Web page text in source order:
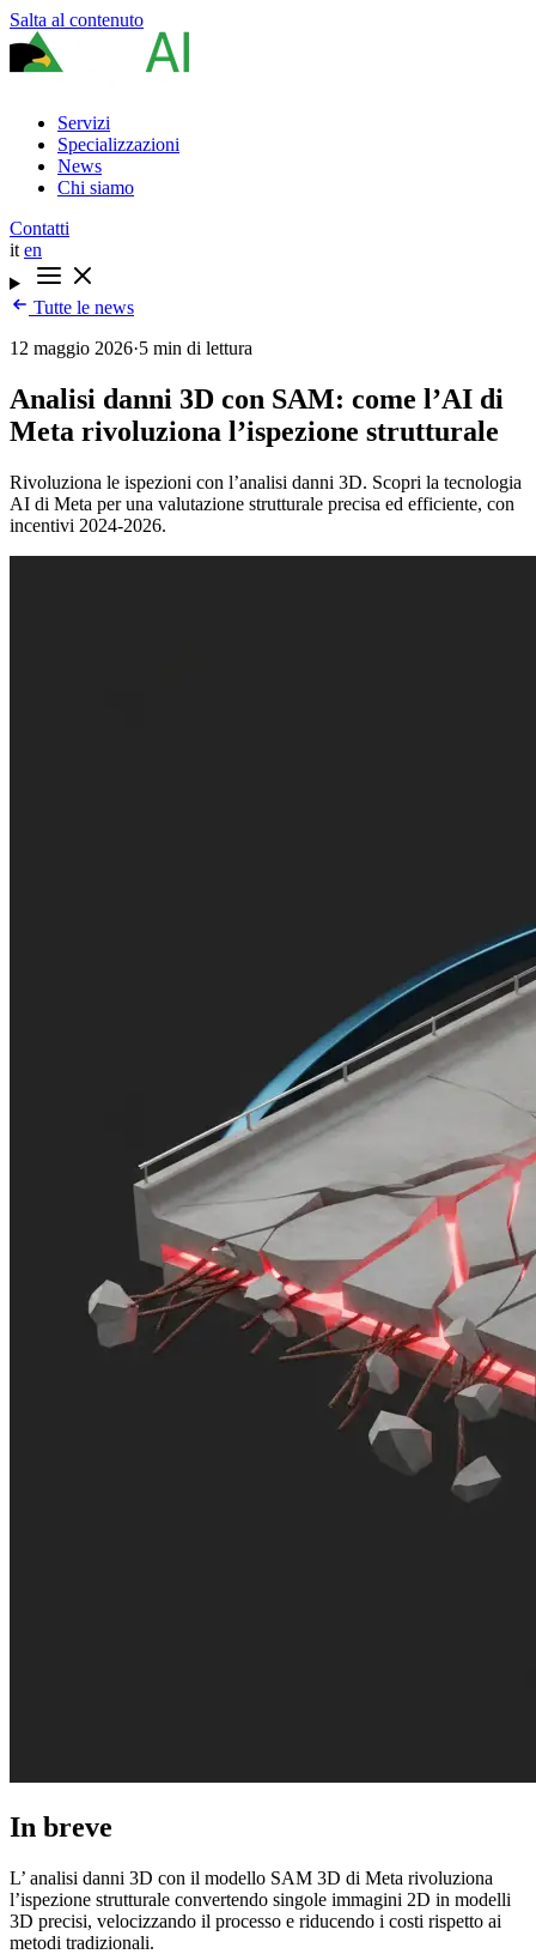
Salta al contenuto
Servizi
Specializzazioni
News
Chi siamo
Contatti
it en
Tutte le news
12 maggio 2026·5 min di lettura
Analisi danni 3D con SAM: come l’AI di
Meta rivoluziona l’ispezione strutturale
Rivoluziona le ispezioni con l’analisi danni 3D. Scopri la tecnologia
AI di Meta per una valutazione strutturale precisa ed efficiente, con
incentivi 2024-2026.
In breve
L’ analisi danni 3D con il modello SAM 3D di Meta rivoluziona
l’ispezione strutturale convertendo singole immagini 2D in modelli
3D precisi, velocizzando il processo e riducendo i costi rispetto ai
metodi tradizionali.